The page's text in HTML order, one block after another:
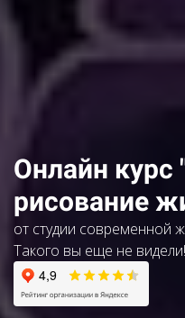
Онлайн
рисование
от студии современной
Такого вы еще не